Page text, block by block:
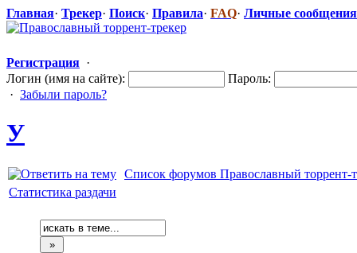
Главная· Трекер· Поиск· Правила· FAQ· Личные сообщения
Регистрация ·
Логин (имя на сайте):
Пароль:
· Забыли пароль?
У
Список форумов Православный торрент-
Статистика раздачи